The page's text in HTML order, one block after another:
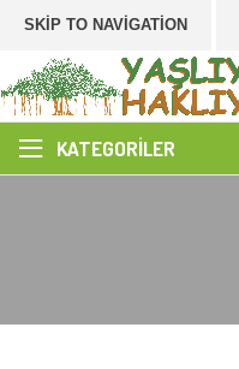
SKIP TO NAVIGATION
KATEGORILER